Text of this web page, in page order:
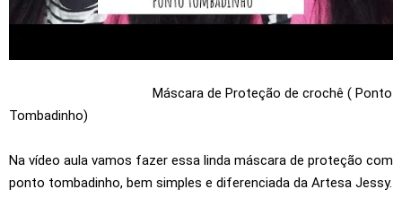
Máscara de Proteção de crochê ( Ponto
Tombadinho)
Na vídeo aula vamos fazer essa linda máscara de proteção com
ponto tombadinho, bem simples e diferenciada da Artesa Jessy.